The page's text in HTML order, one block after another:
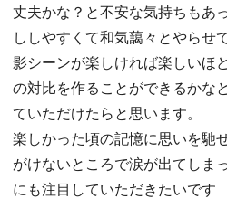
丈夫かな？と不安な気持ちもあ
ししやすくて和気藹々とやらせ
影シーンが楽しければ楽しいほ
の対比を作ることができるかな
ていただけたらと思います。
楽しかった頃の記憶に思いを馳
がけないところで涙が出てしま
にも注目していただきたいです